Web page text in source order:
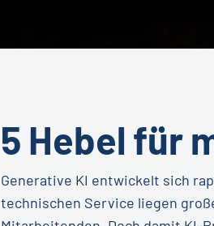
5 Hebel für
Generative KI entwickelt sich
technischen Service liegen